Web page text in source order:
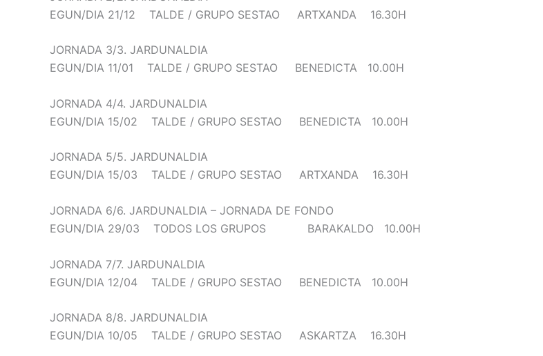
EGUN/DIA 21/12 TALDE / GRUPO SESTAO ARTXANDA 16.30H
JORNADA 3/3. JARDUNALDIA
EGUN/DIA 11/01 TALDE / GRUPO SESTAO BENEDICTA 10.00H
JORNADA 4/4. JARDUNALDIA
EGUN/DIA 15/02 TALDE / GRUPO SESTAO BENEDICTA 10.00H
JORNADA 5/5. JARDUNALDIA
EGUN/DIA 15/03 TALDE / GRUPO SESTAO ARTXANDA 16.30H
JORNADA 6/6. JARDUNALDIA – JORNADA DE FONDO
EGUN/DIA 29/03 TODOS LOS GRUPOS BARAKALDO 10.00H
JORNADA 7/7. JARDUNALDIA
EGUN/DIA 12/04 TALDE / GRUPO SESTAO BENEDICTA 10.00H
JORNADA 8/8. JARDUNALDIA
EGUN/DIA 10/05 TALDE / GRUPO SESTAO ASKARTZA 16.30H